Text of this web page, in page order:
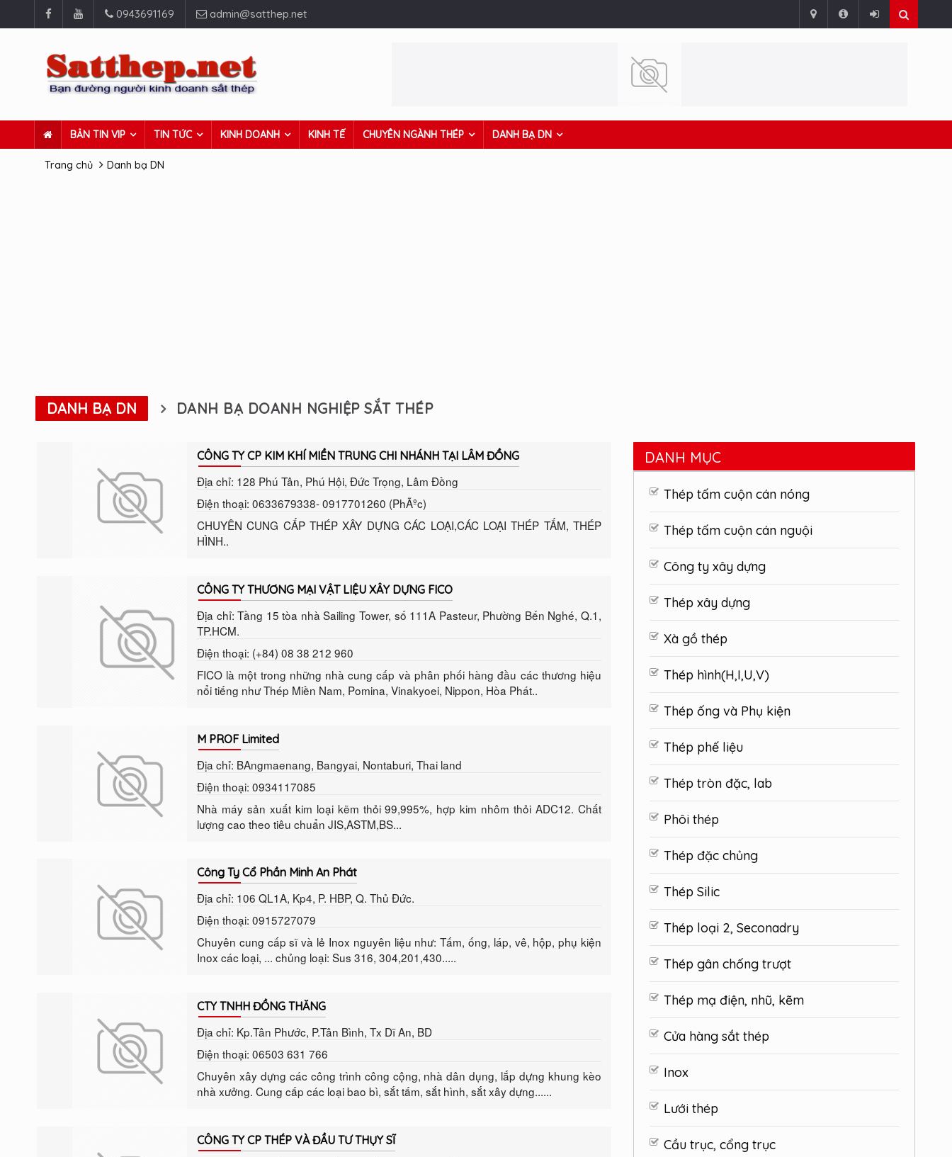
0943691169 admin@satthep.net
BẢN TIN VIP TIN TỨC KINH DOANH KINH TẾ CHUYÊN NGÀNH THÉP DANH BẠ DN
Trang chủ Danh bạ DN
DANH BẠ DN DANH BẠ DOANH NGHIỆP SẮT THÉP
CÔNG TY CP KIM KHÍ MIỀN TRUNG CHI NHÁNH TẠI LÂM ĐỒNG
Địa chỉ: 128 Phú Tân, Phú Hội, Đức Trọng, Lâm Đồng
Điện thoại: 0633679338- 0917701260 (PhÃºc)
CHUYÊN CUNG CẤP THÉP XÂY DỰNG CÁC LOẠI,CÁC LOẠI THÉP TẤM, THÉP
HÌNH..
CÔNG TY THƯƠNG MẠI VẬT LIỆU XÂY DỰNG FICO
Địa chỉ: Tầng 15 tòa nhà Sailing Tower, số 111A Pasteur, Phường Bến Nghé, Q.1,
TP.HCM.
Điện thoại: (+84) 08 38 212 960
FICO là một trong những nhà cung cấp và phân phối hàng đầu các thương hiệu
nổi tiếng như Thép Miền Nam, Pomina, Vinakyoei, Nippon, Hòa Phát..
M PROF Limited
Địa chỉ: BAngmaenang, Bangyai, Nontaburi, Thai land
Điện thoại: 0934117085
Nhà máy sản xuất kim loại kẽm thỏi 99,995%, hợp kim nhôm thỏi ADC12. Chất
lượng cao theo tiêu chuẩn JIS,ASTM,BS...
Công Ty Cổ Phần Minh An Phát
Địa chỉ: 106 QL1A, Kp4, P. HBP, Q. Thủ Đức.
Điện thoại: 0915727079
Chuyên cung cấp sĩ và lẻ Inox nguyên liệu như: Tấm, ống, láp, vê, hộp, phụ kiện
Inox các loại, ... chủng loại: Sus 316, 304,201,430.....
CTY TNHH ĐỒNG THĂNG
Địa chỉ: Kp.Tân Phước, P.Tân Bình, Tx Dĩ An, BD
Điện thoại: 06503 631 766
Chuyên xây dựng các công trình công cộng, nhà dân dụng, lắp dựng khung kèo
nhà xưởng. Cung cấp các loại bao bì, sắt tấm, sắt hình, sắt xây dựng......
CÔNG TY CP THÉP VÀ ĐẦU TƯ THỤY SĨ
DANH MỤC
Thép tấm cuộn cán nóng
Thép tấm cuộn cán nguội
Công ty xây dựng
Thép xây dựng
Xà gồ thép
Thép hình(H,I,U,V)
Thép ống và Phụ kiện
Thép phế liệu
Thép tròn đặc, lab
Phôi thép
Thép đặc chủng
Thép Silic
Thép loại 2, Seconadry
Thép gân chống trượt
Thép mạ điện, nhũ, kẽm
Cửa hàng sắt thép
Inox
Lưới thép
Cầu trục, cổng trục